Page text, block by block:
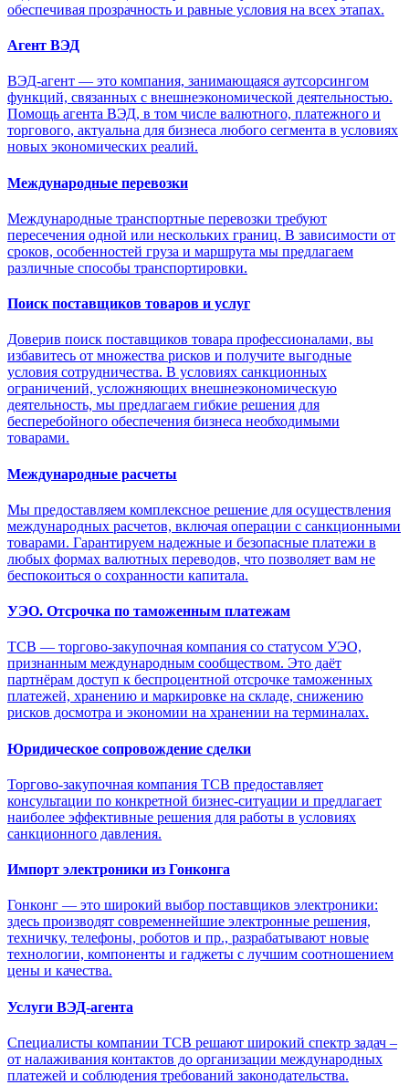
обеспечивая прозрачность и равные условия на всех этапах.
Агент ВЭД
ВЭД-агент — это компания, занимающаяся аутсорсингом
функций, связанных с внешнеэкономической деятельностью.
Помощь агента ВЭД, в том числе валютного, платежного и
торгового, актуальна для бизнеса любого сегмента в условиях
новых экономических реалий.
Международные перевозки
Международные транспортные перевозки требуют
пересечения одной или нескольких границ. В зависимости от
сроков, особенностей груза и маршрута мы предлагаем
различные способы транспортировки.
Поиск поставщиков товаров и услуг
Доверив поиск поставщиков товара профессионалами, вы
избавитесь от множества рисков и получите выгодные
условия сотрудничества. В условиях санкционных
ограничений, усложняющих внешнеэкономическую
деятельность, мы предлагаем гибкие решения для
бесперебойного обеспечения бизнеса необходимыми
товарами.
Международные расчеты
Мы предоставляем комплексное решение для осуществления
международных расчетов, включая операции с санкционными
товарами. Гарантируем надежные и безопасные платежи в
любых формах валютных переводов, что позволяет вам не
беспокоиться о сохранности капитала.
УЭО. Отсрочка по таможенным платежам
ТСВ — торгово-закупочная компания со статусом УЭО,
признанным международным сообществом. Это даёт
партнёрам доступ к беспроцентной отсрочке таможенных
платежей, хранению и маркировке на складе, снижению
рисков досмотра и экономии на хранении на терминалах.
Юридическое сопровождение сделки
Торгово-закупочная компания ТСВ предоставляет
консультации по конкретной бизнес-ситуации и предлагает
наиболее эффективные решения для работы в условиях
санкционного давления.
Импорт электроники из Гонконга
Гонконг — это широкий выбор поставщиков электроники:
здесь производят современнейшие электронные решения,
техничку, телефоны, роботов и пр., разрабатывают новые
технологии, компоненты и гаджеты с лучшим соотношением
цены и качества.
Услуги ВЭД-агента
Специалисты компании ТСВ решают широкий спектр задач –
от налаживания контактов до организации международных
платежей и соблюдения требований законодательства.